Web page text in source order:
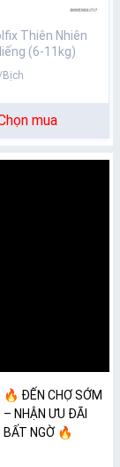
Thiên Nhiên
(6-11kg)
mua
🔥 ĐẾN CHỢ SỚM
– NHẬN ƯU ĐÃI
BẤT NGỜ 🔥